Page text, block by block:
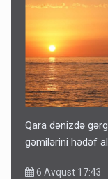
Qara dənizdə
gəmilərini hədəf
6 Avqust 17:43